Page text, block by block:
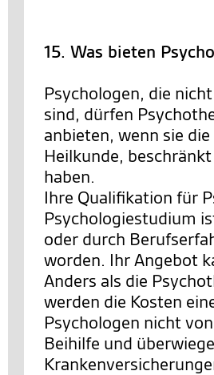
15. Was bieten
Psychologen, die
sind, dürfen
anbieten, wenn sie
Heilkunde,
haben.
Ihre Qualifikation für
Psychologiestudium
oder durch
worden. Ihr Angebot
Anders als die
werden die Kosten
Psychologen nicht
Beihilfe und